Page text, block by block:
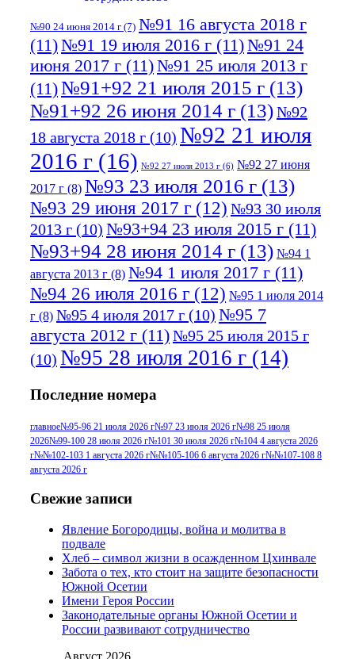
№90 24 июня 2014 г (7) №91 16 августа 2018 г
(11)№91 19 июля 2016 г (11)№91 24
июня 2017 г (11)№91 25 июля 2013 г
(11)№91+92 21 июля 2015 г (13)
№91+92 26 июня 2014 г (13)№92
18 августа 2018 г (10) №92 21 июля
2016 г (16) №92 27 июля 2013 г (6) №92 27 июня
2017 г (8) №93 23 июля 2016 г (13)
№93 29 июня 2017 г (12) №93 30 июля
2013 г (10) №93+94 23 июля 2015 г (11)
№93+94 28 июня 2014 г (13) №94 1
августа 2013 г (8) №94 1 июля 2017 г (11)
№94 26 июля 2016 г (12) №95 1 июля 2014
г (8) №95 4 июля 2017 г (10) №95 7
августа 2012 г (11)№95 25 июля 2015 г
(10) №95 28 июля 2016 г (14)
июля 2017 г(11)№96 9 августа 2012
г(13) №96 28 июля 2015 г(9) №96+97 3
июля 2014 г(10)№96+97 30 июля
2016 г(13)
июля 2017 г
2012 г
(15)
№97 30 июля 2015 г
(15)№98 1 августа 2015 г
августа 2016 г(10)№98 5 июля 2014 г(10)
№98 8 августа 2013 г
августа 2012 г(14) №98+99 11 июля
2017 г(9)
№99 4 августа
Последние номера
главное№95-96 21 июля 2026 г№97 23 июля 2026 г№98 25 июля
2026№99-100 28 июля 2026 г№101 30 июля 2026 г№104 4 августа 2026
г№№102-103 1 августа 2026 г№№105-106 6 августа 2026 г№№107-108 8
августа 2026 г
Свежие записи
Явление Богородицы, война и молитва в
подвале
Хлеб – символ жизни в осажденном Цхинвале
Забота о тех, кто стоит на защите безопасности
Южной Осетии
Имени Героя России
Законодательные органы Южной Осетии и
России развивают сотрудничество
Август 2026